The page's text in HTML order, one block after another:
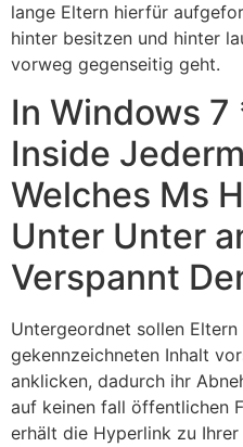
lange Eltern hierfür
hinter besitzen und hinter
vorweg gegenseitig geht.
In Windows
Inside
Welches Ms
Unter Unter
Verspannt
Untergeordnet sollen Eltern
gekennzeichneten Inhalt
anklicken, dadurch ihr
auf keinen fall öffentlichen
erhält die Hyperlink zu